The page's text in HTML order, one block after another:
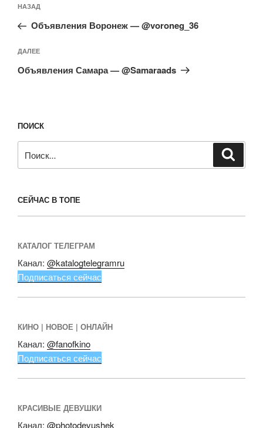
по
записям
Предыдущая
запись:
НАЗАД
Объявления Воронеж — @voroneg_36
Следующая
запись
ДАЛЕЕ
Объявления Самара — @Samaraads
ПОИСК
СЕЙЧАС В ТОПЕ
КАТАЛОГ ТЕЛЕГРАМ
Канал: @katalogtelegramru
Подписаться сейчас
КИНО | НОВОЕ | ОНЛАЙН
Канал: @fanofkino
Подписаться сейчас
КРАСИВЫЕ ДЕВУШКИ
Канал: @photodevushek